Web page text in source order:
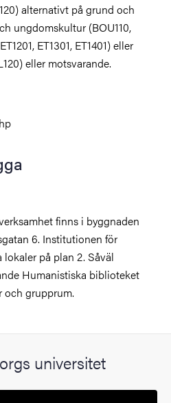
alternativt på grund och
ungdomskultur (BOU110,
ET1301, ET1401) eller
eller motsvarande.
finns i byggnaden
6. Institutionen för
på plan 2. Såväl
Humanistiska biblioteket
och grupprum.
universitet